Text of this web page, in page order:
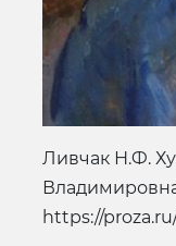
Ливчак Н.Ф.
https://